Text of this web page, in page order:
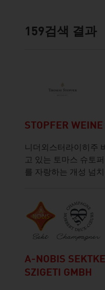
159검색 결과
STOPFER
니더외스터라이히주
고 있는 토마스 슈토
를 자랑하는 개성 넘
A-NOBIS
SZIGETI GMBH